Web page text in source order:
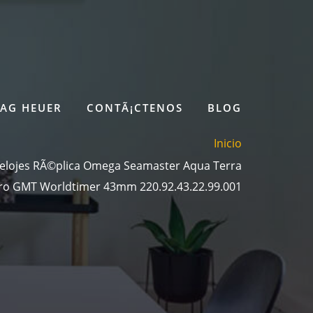
HEUER CONTÃ¡CTENOS BLOG
Inicio
RÃ©plica Omega Seamaster Aqua Terra
GMT Worldtimer 43mm 220.92.43.22.99.001